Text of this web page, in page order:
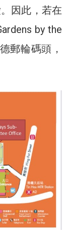
因此，若在
by the
郵輪碼頭，